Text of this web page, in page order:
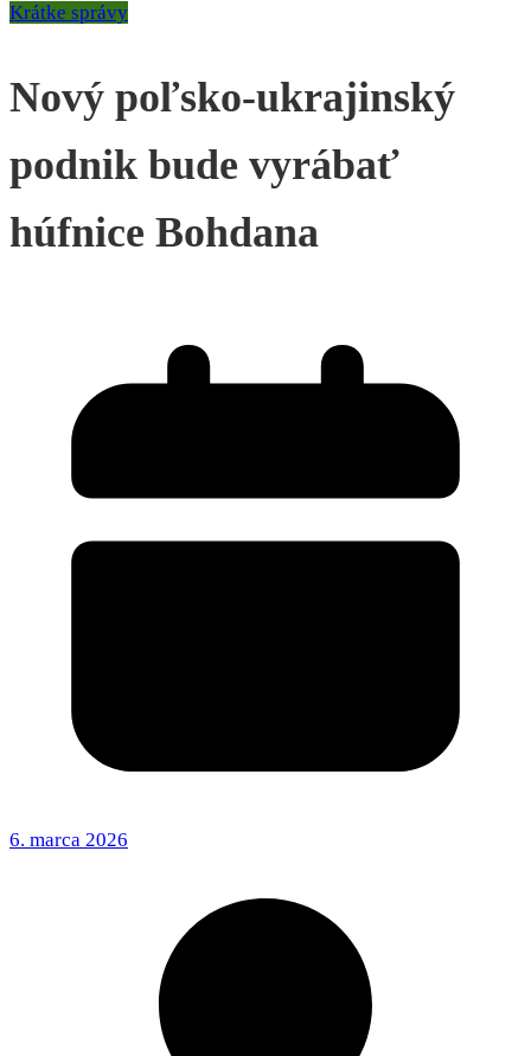
Krátke správy
Nový poľsko-ukrajinský
podnik bude vyrábať
húfnice Bohdana
6. marca 2026